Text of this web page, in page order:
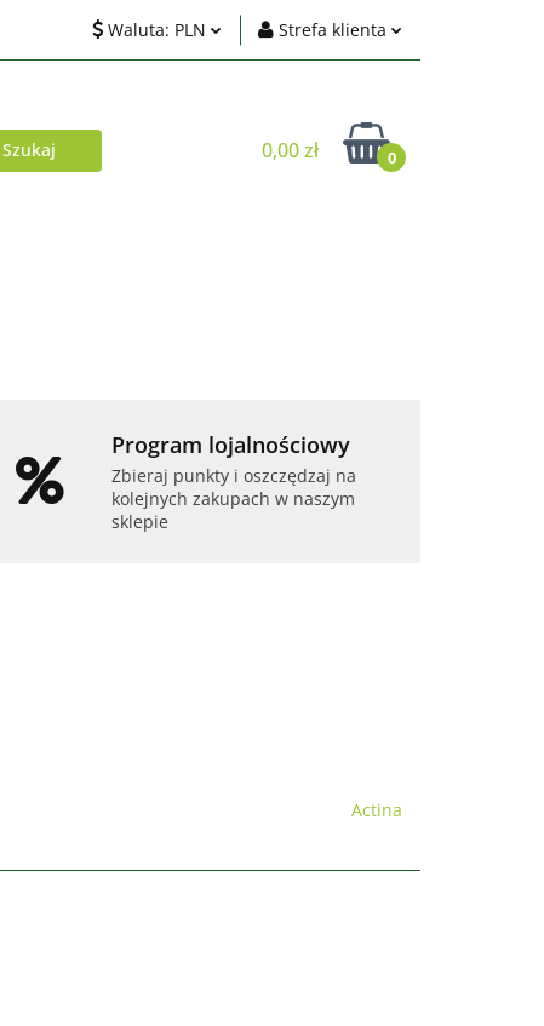
Waluta: PLN Strefa klienta
Zarejestruj się
Dodaj zgłoszenie
0,00 zł 0
Program lojalnościowy
Zbieraj punkty i oszczędzaj na
kolejnych zakupach w naszym
sklepie
Actina